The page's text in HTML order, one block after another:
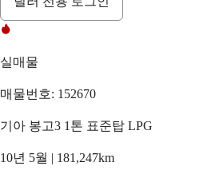
실매물
매물번호: 152670
기아 봉고3 1톤 표준탑 LPG
10년 5월 | 181,247km